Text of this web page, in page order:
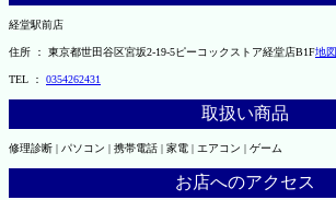
経堂駅前店
住所 ： 東京都世田谷区宮坂2-19-5ピーコックストア経堂店B1F地図
TEL ： 0354262431
取扱い商品
修理診断 | パソコン | 携帯電話 | 家電 | エアコン | ゲーム
お店へのアクセス